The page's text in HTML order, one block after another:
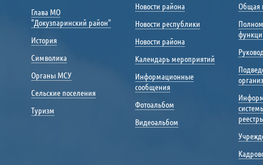
Глава МО
"Докузпаринский район"
История
Символика
Органы МСУ
Сельские поселения
Туризм
Новости района
Новости республики
Новости района
Календарь мероприятий
Информационные
сообщения
Фотоальбом
Видеоальбом
Общая